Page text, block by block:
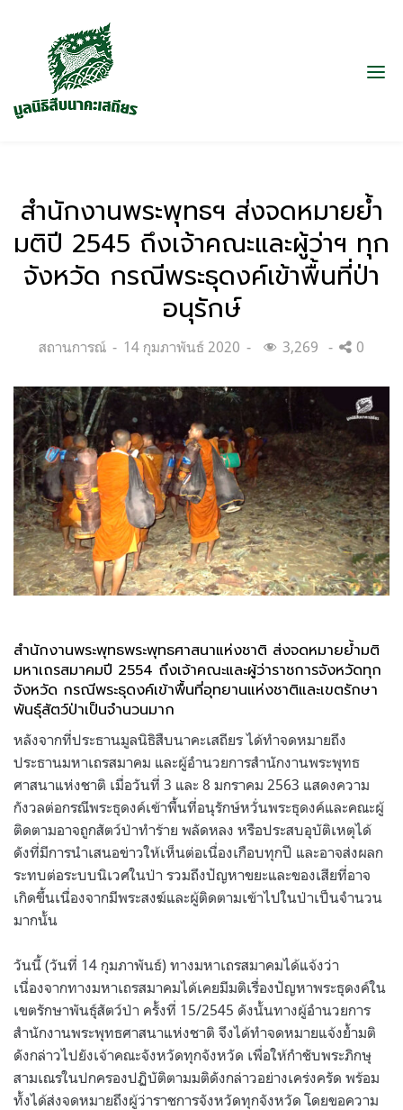
สำนักงานพระพุทธฯ ส่งจดหมายย้ำ
มติปี 2545 ถึงเจ้าคณะและผู้ว่าฯ ทุก
จังหวัด กรณีพระธุดงค์เข้าพื้นที่ป่า
อนุรักษ์
Categories:
สถานการณ์
Posted
14 กุมภาพันธ์ 2020 3,269 0
สำนักงานพระพุทธพระพุทธศาสนาแห่งชาติ ส่งจดหมายย้ำมติ
มหาเถรสมาคมปี 2554 ถึงเจ้าคณะและผู้ว่าราชการจังหวัดทุก
จังหวัด กรณีพระธุดงค์เข้าพื้นที่อุทยานแห่งชาติและเขตรักษา
พันธุ์สัตว์ป่าเป็นจำนวนมาก
หลังจากที่ประธานมูลนิธิสืบนาคะเสถียร ได้ทำจดหมายถึง
ประธานมหาเถรสมาคม และผู้อำนวยการสำนักงานพระพุทธ
ศาสนาแห่งชาติ เมื่อวันที่ 3 และ 8 มกราคม 2563 แสดงความ
กังวลต่อกรณีพระธุดงค์เข้าพื้นที่อนุรักษ์หวั่นพระธุดงค์และคณะผู้
ติดตามอาจถูกสัตว์ป่าทำร้าย พลัดหลง หรือประสบอุบัติเหตุได้
ดังที่มีการนำเสนอข่าวให้เห็นต่อเนื่องเกือบทุกปี และอาจส่งผลก
ระทบต่อระบบนิเวศในป่า รวมถึงปัญหาขยะและของเสียที่อาจ
เกิดขึ้นเนื่องจากมีพระสงฆ์และผู้ติดตามเข้าไปในป่าเป็นจำนวน
มากนั้น
วันนี้ (วันที่ 14 กุมภาพันธ์) ทางมหาเถรสมาคมได้แจ้งว่า
เนื่องจากทางมหาเถรสมาคมได้เคยมีมติเรื่องปัญหาพระธุดงค์ใน
เขตรักษาพันธุ์สัตว์ป่า ครั้งที่ 15/2545 ดังนั้นทางผู้อำนวยการ
สำนักงานพระพุทธศาสนาแห่งชาติ จึงได้ทำจดหมายแจ้งย้ำมติ
ดังกล่าวไปยังเจ้าคณะจังหวัดทุกจังหวัด เพื่อให้กำชับพระภิกษุ
สามเณรในปกครองปฏิบัติตามมติดังกล่าวอย่างเคร่งครัด พร้อม
ทั้งได้ส่งจดหมายถึงผู้ว่าราชการจังหวัดทุกจังหวัด โดยขอความ